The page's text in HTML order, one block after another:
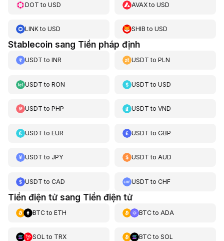
DOT to USD AVAXtoUSD
LINKto USD SHIB toUSD
Stablecoin sang Tiền pháp định
USDT to INR USDT toPLN
USDT to RON USDT toUSD
USDT to PHP USDT toVND
USDT to EUR USDT toGBP
USDT to JPY USDT toAUD
USDT to CAD USDT toCHF
Tiền điện tử sang Tiền điện tử
BTCto ETH BTCto ADA
SOL to TRX BTCto SOL